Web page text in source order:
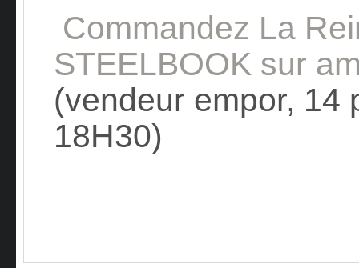
Commandez La
STEELBOOK sur
(vendeur empor, 14
18H30)